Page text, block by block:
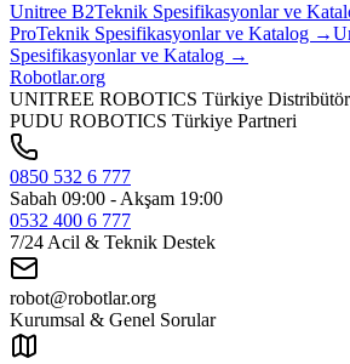
Unitree B2Teknik Spesifikasyonlar ve
ProTeknik Spesifikasyonlar ve Katalog →
Spesifikasyonlar ve Katalog →
Robotlar.org
UNITREE ROBOTICS Türkiye
PUDU ROBOTICS Türkiye Partneri
0850 532 6 777
Sabah 09:00 - Akşam 19:00
0532 400 6 777
7/24 Acil & Teknik Destek
robot@robotlar.org
Kurumsal & Genel Sorular